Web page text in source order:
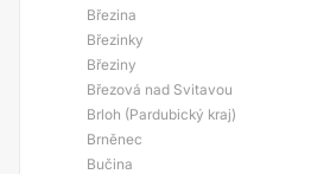
Březina
Březinky
Březiny
Březová nad Svitavou
Brloh (Pardubický kraj)
Brněnec
Bučina